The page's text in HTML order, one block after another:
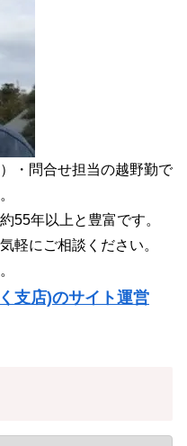
・問合せ担当の越野勤で
55年以上と豊富です。
軽にご相談ください。
支店)のサイト運営